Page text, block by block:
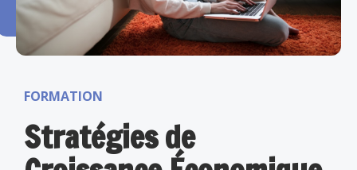
FORMATION
Stratégies de